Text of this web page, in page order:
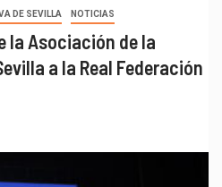
DE SEVILLA NOTICIAS
Asociación de la
a la Real Federación